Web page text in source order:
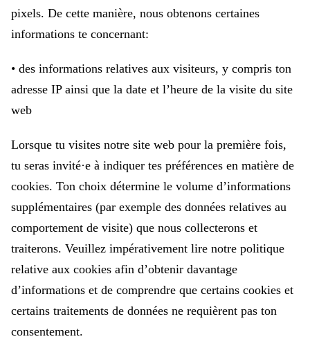
pixels. De cette manière, nous obtenons certaines
informations te concernant:
• des informations relatives aux visiteurs, y compris ton
adresse IP ainsi que la date et l’heure de la visite du site
web
Lorsque tu visites notre site web pour la première fois,
tu seras invité·e à indiquer tes préférences en matière de
cookies. Ton choix détermine le volume d’informations
supplémentaires (par exemple des données relatives au
comportement de visite) que nous collecterons et
traiterons. Veuillez impérativement lire notre politique
relative aux cookies afin d’obtenir davantage
d’informations et de comprendre que certains cookies et
certains traitements de données ne requièrent pas ton
consentement.